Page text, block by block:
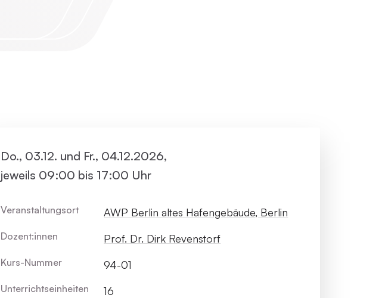
Do., 03.12. und Fr., 04.12.2026,
jeweils 09:00 bis 17:00 Uhr
Veranstaltungsort AWP Berlin altes Hafengebäude, Berlin
Dozent:innen Prof. Dr. Dirk Revenstorf
Kurs-Nummer 94-01
Unterrichts­einheiten 16